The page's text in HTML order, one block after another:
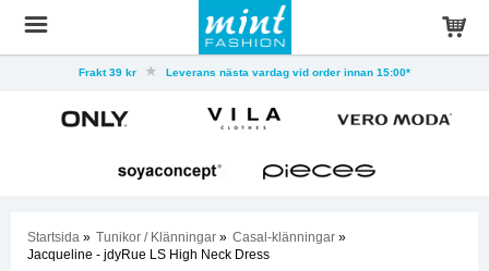
Frakt 39 kr Leverans nästa vardag vid order innan 15:00*
Startsida » Tunikor / Klänningar » Casal-klänningar »
Jacqueline - jdyRue LS High Neck Dress